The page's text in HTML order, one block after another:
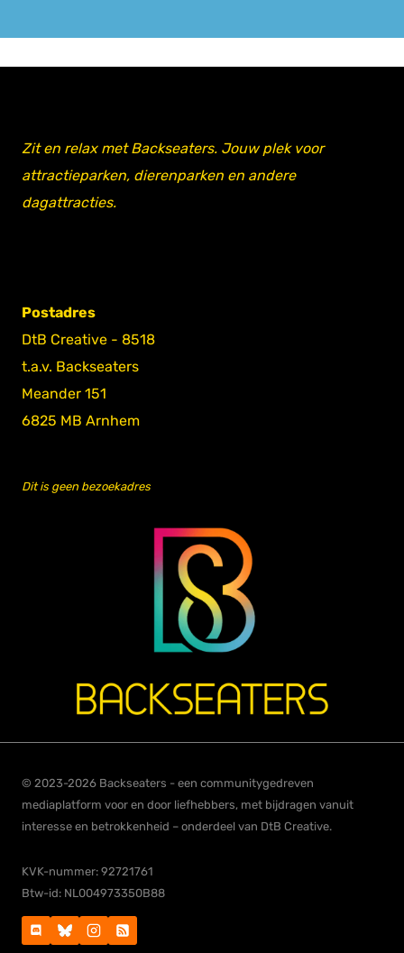
Zit en relax met Backseaters. Jouw plek voor
attractieparken, dierenparken en andere
dagattracties.
Postadres
DtB Creative - 8518
t.a.v. Backseaters
Meander 151
6825 MB Arnhem
Dit is geen bezoekadres
© 2023-2026 Backseaters - een communitygedreven
mediaplatform voor en door liefhebbers, met bijdragen vanuit
interesse en betrokkenheid – onderdeel van DtB Creative.
KVK-nummer: 92721761
Btw-id: NL004973350B88